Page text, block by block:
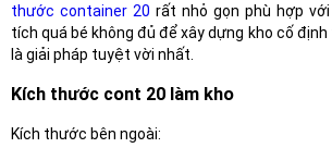
thước container 20 rất nhỏ gọn phù hợp
tích quá bé không đủ để xây dựng kho cố
là giải pháp tuyệt vời nhất.
Kích thước cont 20 làm kho
Kích thước bên ngoài: